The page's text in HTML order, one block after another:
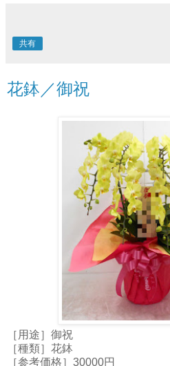
共有
花鉢／御祝
［用途］御祝
［種類］花鉢
［参考価格］30000円